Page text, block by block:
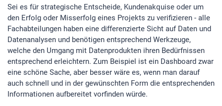
Sei es für strategische Entscheide, Kundenakquise oder um
den Erfolg oder Misserfolg eines Projekts zu verifizieren - alle
Fachabteilungen haben eine differenzierte Sicht auf Daten und
Datenanalysen und benötigen entsprechend Werkzeuge,
welche den Umgang mit Datenprodukten ihren Bedürfnissen
entsprechend erleichtern. Zum Beispiel ist ein Dashboard zwar
eine schöne Sache, aber besser wäre es, wenn man darauf
auch schnell und in der gewünschten Form die entsprechenden
Informationen aufbereitet vorfinden würde.
Einverständnis-Cookie
Name:
cookie_consent
Dieser Cookie speichert die ausgewählten
Einverständnis-Optionen des Benutzers